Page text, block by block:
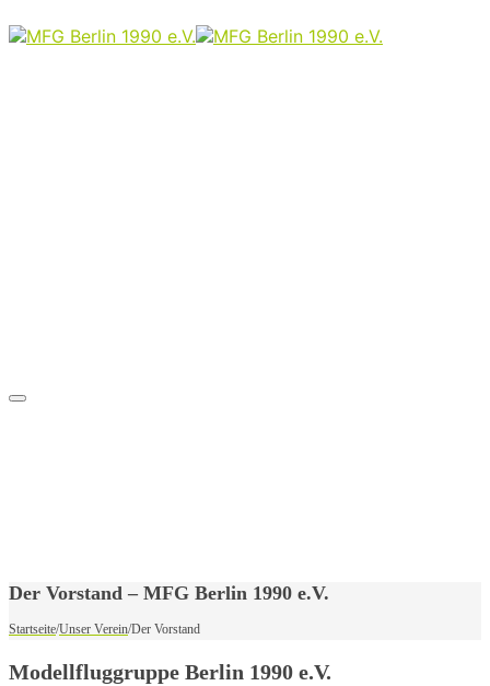
Der Vorstand – MFG Berlin 1990 e.V.
Startseite/Unser Verein/Der Vorstand
Modellfluggruppe Berlin 1990 e.V.